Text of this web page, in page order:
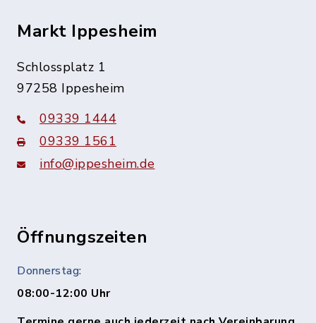
Markt Ippesheim
Schlossplatz 1
97258 Ippesheim
09339 1444
09339 1561
info@ippesheim.de
Öffnungszeiten
Donnerstag:
08:00-12:00 Uhr